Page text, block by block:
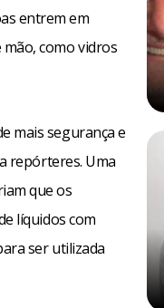
entrem em
como vidros
mais segurança e
repórteres. Uma
que os
líquidos com
ser utilizada